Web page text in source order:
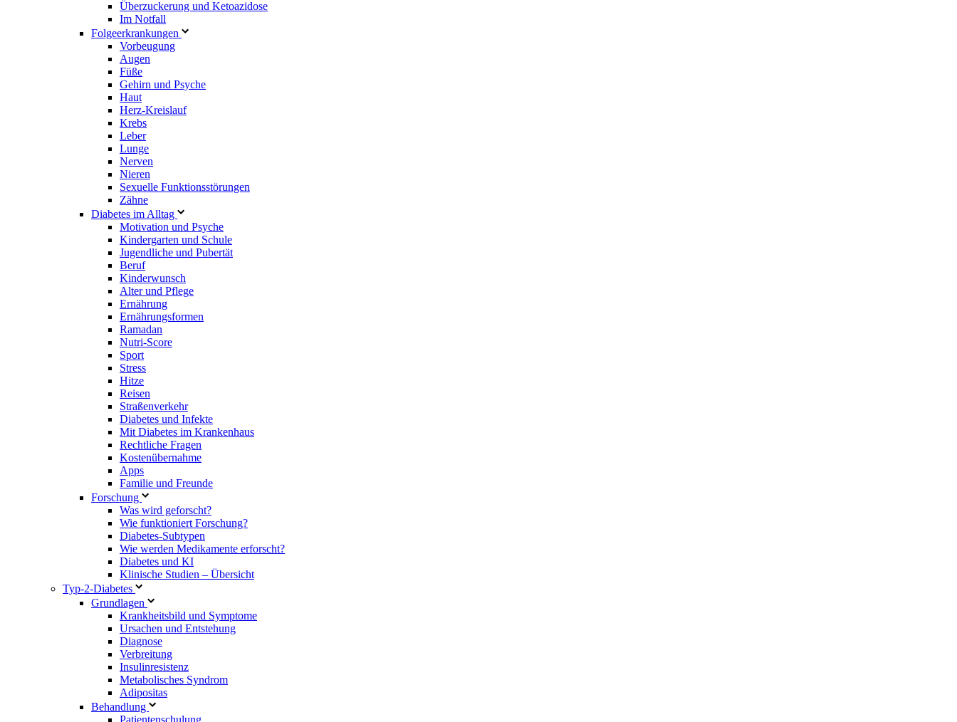
Überzuckerung und Ketoazidose
Im Notfall
Folgeerkrankungen
Vorbeugung
Augen
Füße
Gehirn und Psyche
Haut
Herz-Kreislauf
Krebs
Leber
Lunge
Nerven
Nieren
Sexuelle Funktionsstörungen
Zähne
Diabetes im Alltag
Motivation und Psyche
Kindergarten und Schule
Jugendliche und Pubertät
Beruf
Kinderwunsch
Alter und Pflege
Ernährung
Ernährungsformen
Ramadan
Nutri-Score
Sport
Stress
Hitze
Reisen
Straßenverkehr
Diabetes und Infekte
Mit Diabetes im Krankenhaus
Rechtliche Fragen
Kostenübernahme
Apps
Familie und Freunde
Forschung
Was wird geforscht?
Wie funktioniert Forschung?
Diabetes-Subtypen
Wie werden Medikamente erforscht?
Diabetes und KI
Klinische Studien – Übersicht
Typ-2-Diabetes
Grundlagen
Krankheitsbild und Symptome
Ursachen und Entstehung
Diagnose
Verbreitung
Insulinresistenz
Metabolisches Syndrom
Adipositas
Behandlung
Patientenschulung